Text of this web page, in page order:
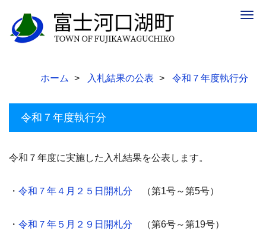
ホーム 入札結果の公表 令和７年度執行分
令和７年度執行分
令和７年度に実施した入札結果を公表します。
・ 令和７年４月２５日開札分 （第1号～第5号）
・ 令和７年５月２９日開札分 （第6号～第19号）